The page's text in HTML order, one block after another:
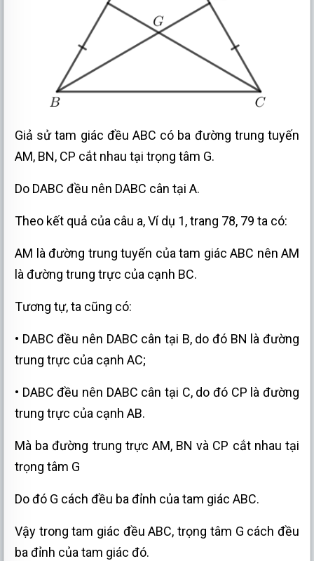
Giả sử tam giác đều ABC có ba đường trung tuyến
AM, BN, CP cắt nhau tại trọng tâm G.
Do DABC đều nên DABC cân tại A.
Theo kết quả của câu a, Ví dụ 1, trang 78, 79 ta có:
AM là đường trung tuyến của tam giác ABC nên AM
là đường trung trực của cạnh BC.
Tương tự, ta cũng có:
• DABC đều nên DABC cân tại B, do đó BN là đường
trung trực của cạnh AC;
• DABC đều nên DABC cân tại C, do đó CP là đường
trung trực của cạnh AB.
Mà ba đường trung trực AM, BN và CP cắt nhau tại
trọng tâm G
Do đó G cách đều ba đỉnh của tam giác ABC.
Vậy trong tam giác đều ABC, trọng tâm G cách đều
ba đỉnh của tam giác đó.